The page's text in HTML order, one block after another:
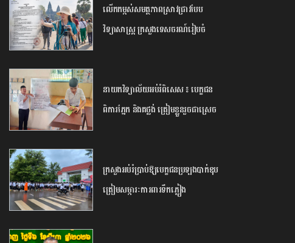
លើកកម្ពស់​សមត្ថភាព​ស្រាវជ្រាវ​បែប​
វិទ្យាសាស្ត្រ​ ក្រសួង​ទេសចរណ៍​រៀបចំ​
២០២៦​
នាយក​វិទ្យាល័យ​អប់រំ​ពិសេស​ ​៖ ​បេក្ខជន​
ពិការ​ភ្នែក​ និង​គថ្លង់​ ត្រៀមខ្លួន​រួច​ជាស្រេច​
ក្រសួង​អប់រំ​ប្រាប់​ឱ្យ​បេក្ខជន​ប្រឡង​បាក់ឌុប​
ត្រៀម​សម្ភារៈ​ការពារ​ទឹកភ្លៀង​